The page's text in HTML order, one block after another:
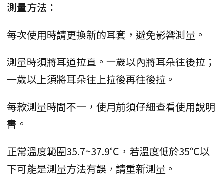
測量方法：
每次使用時請更換新的耳套，避免影響測量。
測量時須將耳道拉直。一歲以內將耳朵往後拉；
一歲以上須將耳朵往上拉後再往後拉。
每款測量時間不一，使用前須仔細查看使用說明
書。
正常溫度範圍35.7~37.9℃，若溫度低於35℃以
下可能是測量方法有誤，請重新測量。